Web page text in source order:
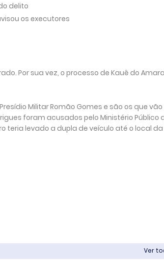
delito
os executores
Por sua vez, o processo de Kauê do
Militar Romão Gomes e são os que vão
foram acusados pelo Ministério Público
teria levado a dupla de veículo até o local da
Ver